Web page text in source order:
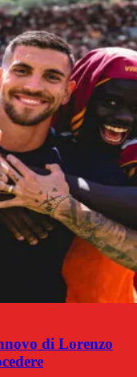
di Lorenzo